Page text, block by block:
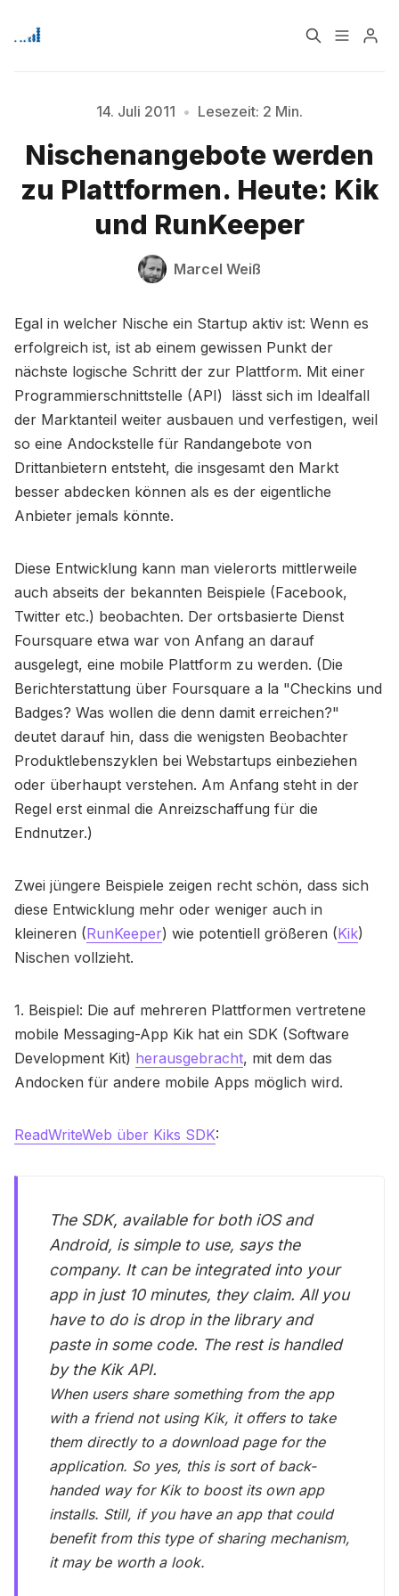
Über
Signup Bitte geben Sie mindestens 3 Zeichen ein
14. Juli 2011 • Lesezeit: 2 Min.
Nischenangebote werden
zu Plattformen. Heute: Kik
und RunKeeper
Marcel Weiß
Egal in welcher Nische ein Startup aktiv ist: Wenn es
erfolgreich ist, ist ab einem gewissen Punkt der
nächste logische Schritt der zur Plattform. Mit einer
Programmierschnittstelle (API) lässt sich im Idealfall
der Marktanteil weiter ausbauen und verfestigen, weil
so eine Andockstelle für Randangebote von
Drittanbietern entsteht, die insgesamt den Markt
besser abdecken können als es der eigentliche
Anbieter jemals könnte.
Diese Entwicklung kann man vielerorts mittlerweile
auch abseits der bekannten Beispiele (Facebook,
Twitter etc.) beobachten. Der ortsbasierte Dienst
Foursquare etwa war von Anfang an darauf
ausgelegt, eine mobile Plattform zu werden. (Die
Berichterstattung über Foursquare a la "Checkins und
Badges? Was wollen die denn damit erreichen?"
deutet darauf hin, dass die wenigsten Beobachter
Produktlebenszyklen bei Webstartups einbeziehen
oder überhaupt verstehen. Am Anfang steht in der
Regel erst einmal die Anreizschaffung für die
Endnutzer.)
Zwei jüngere Beispiele zeigen recht schön, dass sich
diese Entwicklung mehr oder weniger auch in
kleineren (RunKeeper) wie potentiell größeren (Kik)
Nischen vollzieht.
1. Beispiel: Die auf mehreren Plattformen vertretene
mobile Messaging-App Kik hat ein SDK (Software
Development Kit) herausgebracht, mit dem das
Andocken für andere mobile Apps möglich wird.
ReadWriteWeb über Kiks SDK:
The SDK, available for both iOS and
Android, is simple to use, says the
company. It can be integrated into your
app in just 10 minutes, they claim. All you
have to do is drop in the library and
paste in some code. The rest is handled
by the Kik API.
When users share something from the app
with a friend not using Kik, it offers to take
them directly to a download page for the
application. So yes, this is sort of back-
handed way for Kik to boost its own app
installs. Still, if you have an app that could
benefit from this type of sharing mechanism,
it may be worth a look.